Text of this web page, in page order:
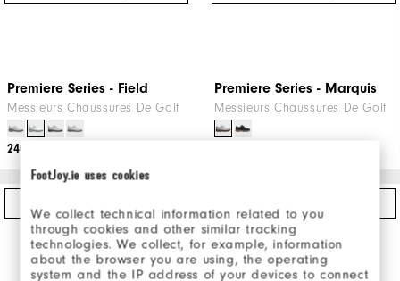
FootJoy.ie uses cookies
We collect technical information related to you
through cookies and other similar tracking
technologies. We collect, for example, information
about the browser you are using, the operating
system and the IP address of your devices to connect
Riverbank - Look #3
220€
Achat Express
Premiere Series - Field
Messieurs Chaussures De Golf
NOUVEAU
Premiere Series - Marquis
Messieurs Chaussures De Golf